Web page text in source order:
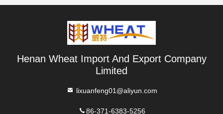
Henan Wheat Import And Export Company
Limited
lixuanfeng01@aliyun.com
86-371-6383-5256